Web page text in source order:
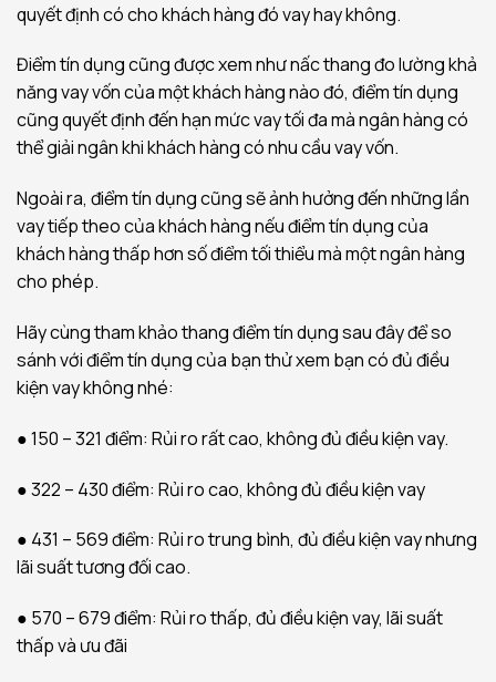
quyết định có cho khách hàng đó vay hay không.
Điểm tín dụng cũng được xem như nấc thang đo lường khả
năng vay vốn của một khách hàng nào đó, điểm tín dụng
cũng quyết định đến hạn mức vay tối đa mà ngân hàng có
thể giải ngân khi khách hàng có nhu cầu vay vốn.
Ngoài ra, điểm tín dụng cũng sẽ ảnh hưởng đến những lần
vay tiếp theo của khách hàng nếu điểm tín dụng của
khách hàng thấp hơn số điểm tối thiểu mà một ngân hàng
cho phép.
Hãy cùng tham khảo thang điểm tín dụng sau đây để so
sánh với điểm tín dụng của bạn thử xem bạn có đủ điều
kiện vay không nhé:
● 150 – 321 điểm: Rủi ro rất cao, không đủ điều kiện vay.
● 322 – 430 điểm: Rủi ro cao, không đủ điều kiện vay
● 431 – 569 điểm: Rủi ro trung bình, đủ điều kiện vay nhưng
lãi suất tương đối cao.
● 570 – 679 điểm: Rủi ro thấp, đủ điều kiện vay, lãi suất
thấp và ưu đãi